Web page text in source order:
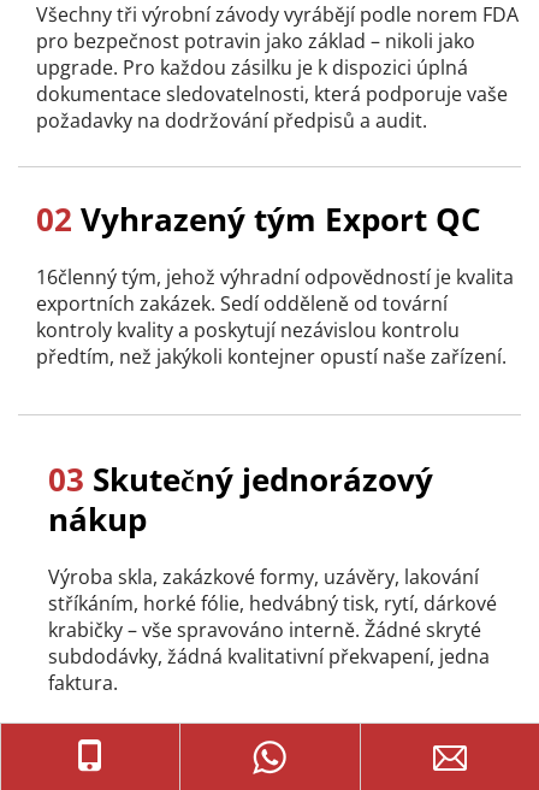
Všechny tři výrobní závody vyrábějí podle norem FDA
pro bezpečnost potravin jako základ – nikoli jako
upgrade. Pro každou zásilku je k dispozici úplná
dokumentace sledovatelnosti, která podporuje vaše
požadavky na dodržování předpisů a audit.
02 Vyhrazený tým Export QC
16členný tým, jehož výhradní odpovědností je kvalita
exportních zakázek. Sedí odděleně od tovární
kontroly kvality a poskytují nezávislou kontrolu
předtím, než jakýkoli kontejner opustí naše zařízení.
03 Skutečný jednorázový
nákup
Výroba skla, zakázkové formy, uzávěry, lakování
stříkáním, horké fólie, hedvábný tisk, rytí, dárkové
krabičky – vše spravováno interně. Žádné skryté
subdodávky, žádná kvalitativní překvapení, jedna
faktura.